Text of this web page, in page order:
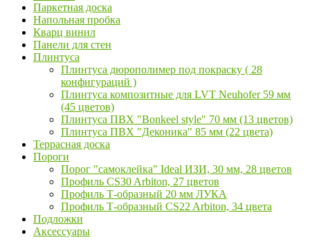
Паркетная доска
Напольная пробка
Кварц винил
Панели для стен
Плинтуса
Плинтуса дюрополимер под покраску ( 28
конфигураций )
Плинтуса композитные для LVT Neuhofer 59 мм
(45 цветов)
Плинтуса ПВХ "Bonkeel style" 70 мм (13 цветов)
Плинтуса ПВХ "Деконика" 85 мм (22 цвета)
Террасная доска
Пороги
Порог "самоклейка" Ideal ИЗИ, 30 мм, 28 цветов
Профиль CS30 Arbiton, 27 цветов
Профиль Т-образный 20 мм ЛУКА
Профиль Т-образный CS22 Arbiton, 34 цвета
Подложки
Аксессуары